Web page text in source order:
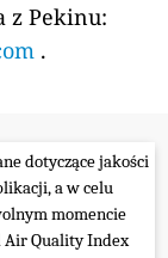
z Pekinu:
.
dotyczące jakości
a w celu
momencie
Air Quality Index